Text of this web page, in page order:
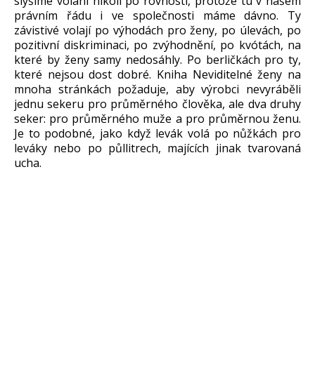
právním řádu i ve společnosti máme dávno. Ty
závistivé volají po výhodách pro ženy, po úlevách, po
pozitivní diskriminaci, po zvýhodnění, po kvótách, na
které by ženy samy nedosáhly. Po berličkách pro ty,
které nejsou dost dobré. Kniha Neviditelné ženy na
mnoha stránkách požaduje, aby výrobci nevyráběli
jednu sekeru pro průměrného člověka, ale dva druhy
seker: pro průměrného muže a pro průměrnou ženu.
Je to podobné, jako když levák volá po nůžkách pro
leváky nebo po půllitrech, majících jinak tvarovaná
ucha.